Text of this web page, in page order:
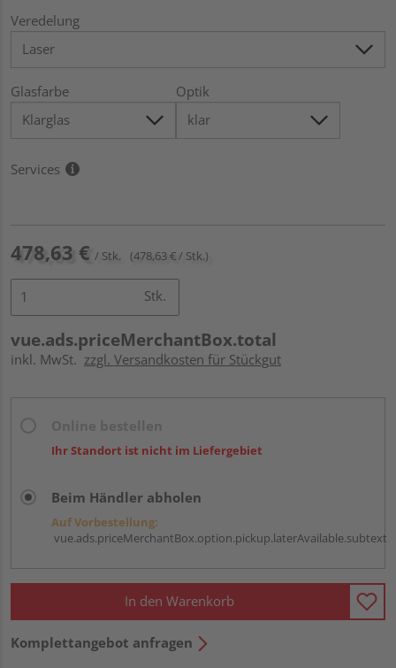
Veredelung
Glasfarbe Optik
Services
478,63 € / Stk. (478,63 € / Stk.)
Stk.
vue.ads.priceMerchantBox.total
inkl. MwSt. zzgl. Versandkosten für Stückgut
Ihr Standort ist nicht im Liefergebiet
Beim Händler abholen
Auf Vorbestellung:
vue.ads.priceMerchantBox.option.pickup.laterAvailable.subtext
In den Warenkorb
Komplettangebot anfragen